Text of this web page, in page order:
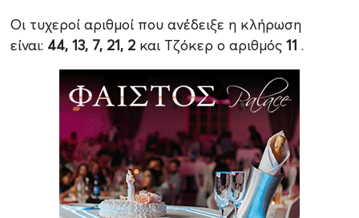
Οι τυχεροί αριθμοί που ανέδειξε η κλήρωση
είναι: 44, 13, 7, 21, 2και Τζόκερ ο αριθμός 11 .